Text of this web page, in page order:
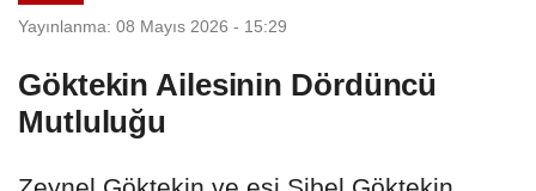
Yayınlanma: 08 Mayıs 2026 - 15:29
Göktekin Ailesinin Dördüncü
Mutluluğu